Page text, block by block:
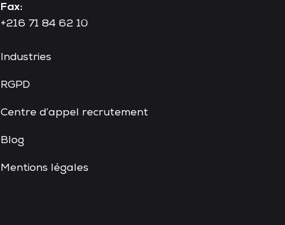
Fax:
+216 71 84 62 10
Industries
RGPD
Centre d’appel recrutement
Blog
Mentions légales